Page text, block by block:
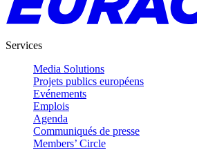
Services
Media Solutions
Projets publics européens
Evénements
Emplois
Agenda
Communiqués de presse
Members’ Circle